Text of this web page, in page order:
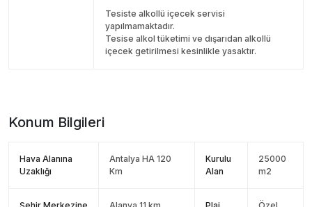
Tesiste alkollü içecek servisi
yapılmamaktadır.
Tesise alkol tüketimi ve dışarıdan alkollü
içecek getirilmesi kesinlikle yasaktır.
Konum Bilgileri
Hava Alanına
Uzaklığı
Antalya HA 120
Km
Kurulu
Alan
25000
m2